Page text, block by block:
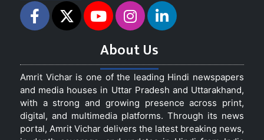
About Us
Amrit Vichar is one of the leading Hindi newspapers
and media houses in Uttar Pradesh and Uttarakhand,
with a strong and growing presence across print,
digital, and multimedia platforms. Through its news
portal, Amrit Vichar delivers the latest breaking news,